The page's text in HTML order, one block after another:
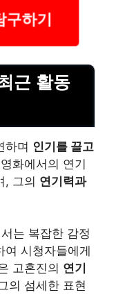
하기
근 활동
하며 인기를 끌고
화에서의 연기
, 그의 연기력과
는 복잡한 감정
여 시청자들에게
고혼진의 연기
의 섬세한 표현